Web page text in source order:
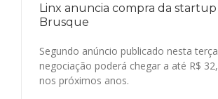
Linx anuncia compra da
Brusque
Segundo anúncio publicado nesta
negociação poderá chegar a até R$
nos próximos anos.